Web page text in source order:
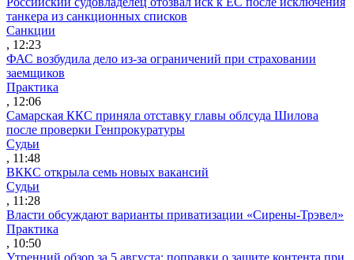
танкера из санкционных списков
Санкции
, 12:23
ФАС возбудила дело из-за ограничений при страховании
заемщиков
Практика
, 12:06
Самарская ККС приняла отставку главы облсуда Шилова
после проверки Генпрокуратуры
Судьи
, 11:48
ВККС открыла семь новых вакансий
Судьи
, 11:28
Власти обсуждают варианты приватизации «Сирены-Трэвел»
Практика
, 10:50
Утренний обзор за 5 августа: поправки о защите контента при